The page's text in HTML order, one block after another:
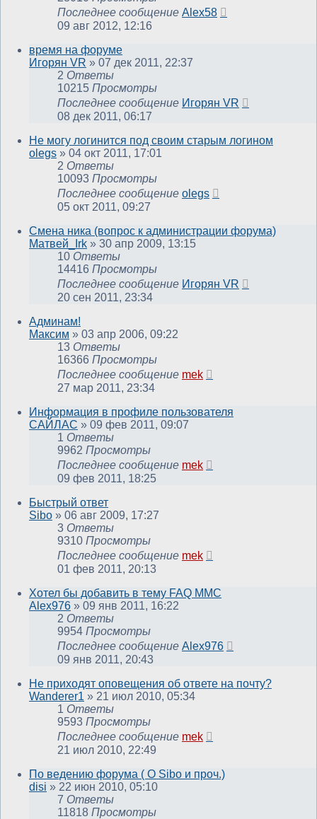
Последнее сообщение Alex58
09 авг 2012, 12:16
время на форуме
Игорян VR » 07 дек 2011, 22:37
2 Ответы
10215 Просмотры
Последнее сообщение Игорян VR
08 дек 2011, 06:17
Не могу логинится под своим старым логином
olegs » 04 окт 2011, 17:01
2 Ответы
10093 Просмотры
Последнее сообщение olegs
05 окт 2011, 09:27
Смена ника (вопрос к администрации форума)
Матвей_Irk » 30 апр 2009, 13:15
10 Ответы
14416 Просмотры
Последнее сообщение Игорян VR
20 сен 2011, 23:34
Админам!
Максим » 03 апр 2006, 09:22
13 Ответы
16366 Просмотры
Последнее сообщение mek
27 мар 2011, 23:34
Информация в профиле пользователя
САЙЛАС » 09 фев 2011, 09:07
1 Ответы
9962 Просмотры
Последнее сообщение mek
09 фев 2011, 18:25
Быстрый ответ
Sibo » 06 авг 2009, 17:27
3 Ответы
9310 Просмотры
Последнее сообщение mek
01 фев 2011, 20:13
Хотел бы добавить в тему FAQ MMC
Alex976 » 09 янв 2011, 16:22
2 Ответы
9954 Просмотры
Последнее сообщение Alex976
09 янв 2011, 20:43
Не приходят оповещения об ответе на почту?
Wanderer1 » 21 июл 2010, 05:34
1 Ответы
9593 Просмотры
Последнее сообщение mek
21 июл 2010, 22:49
По ведению форума ( О Sibo и проч.)
disi » 22 июн 2010, 05:10
7 Ответы
11818 Просмотры